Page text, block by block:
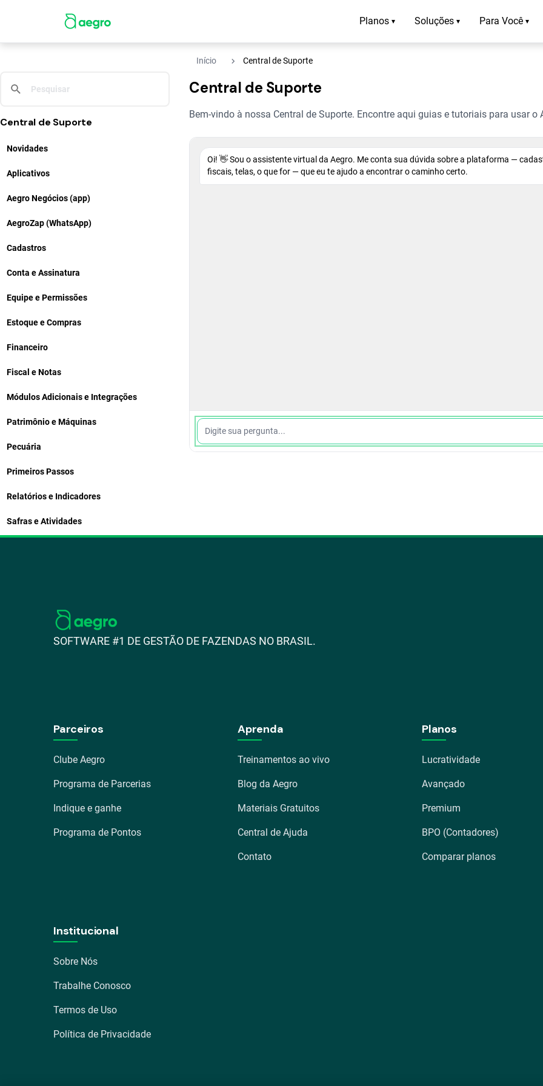
Planos ▾ Soluções ▾ Para Você ▾
Central de Suporte
Novidades
Aplicativos
Aegro Negócios (app)
AegroZap (WhatsApp)
Cadastros
Conta e Assinatura
Equipe e Permissões
Estoque e Compras
Financeiro
Fiscal e Notas
Módulos Adicionais e Integrações
Patrimônio e Máquinas
Pecuária
Primeiros Passos
Relatórios e Indicadores
Safras e Atividades
Início navigate_next Central de Suporte
Central de Suporte
Bem-vindo à nossa Central de Suporte. Encontre aqui guias e tutoriais para usar o
Oi! 👋 Sou o assistente virtual da Aegro. Me conta sua dúvida sobre a plataforma —
fiscais, telas, o que for — que eu te ajudo a encontrar o caminho certo.
SOFTWARE #1 DE GESTÃO DE FAZENDAS NO BRASIL.
Parceiros
Clube Aegro
Programa de Parcerias
Indique e ganhe
Programa de Pontos
Aprenda
Treinamentos ao vivo
Blog da Aegro
Materiais Gratuitos
Central de Ajuda
Contato
Planos
Lucratividade
Avançado
Premium
BPO (Contadores)
Comparar planos
Institucional
Sobre Nós
Trabalhe Conosco
Termos de Uso
Política de Privacidade